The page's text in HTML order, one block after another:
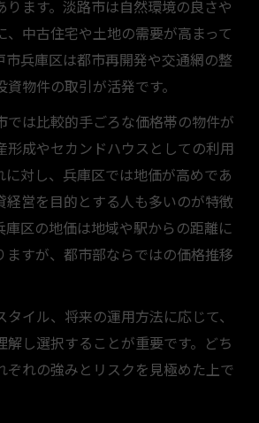
ります。淡路市は自然環境の良さや
、中古住宅や土地の需要が高まって
市兵庫区は都市再開発や交通網の整
物件の取引が活発です。
では比較的手ごろな価格帯の物件が
形成やセカンドハウスとしての利用
に対し、兵庫区では地価が高めであ
経営を目的とする人も多いのが特徴
庫区の地価は地域や駅からの距離に
ますが、都市部ならではの価格推移
イル、将来の運用方法に応じて、
解し選択することが重要です。どち
ぞれの強みとリスクを見極めた上で